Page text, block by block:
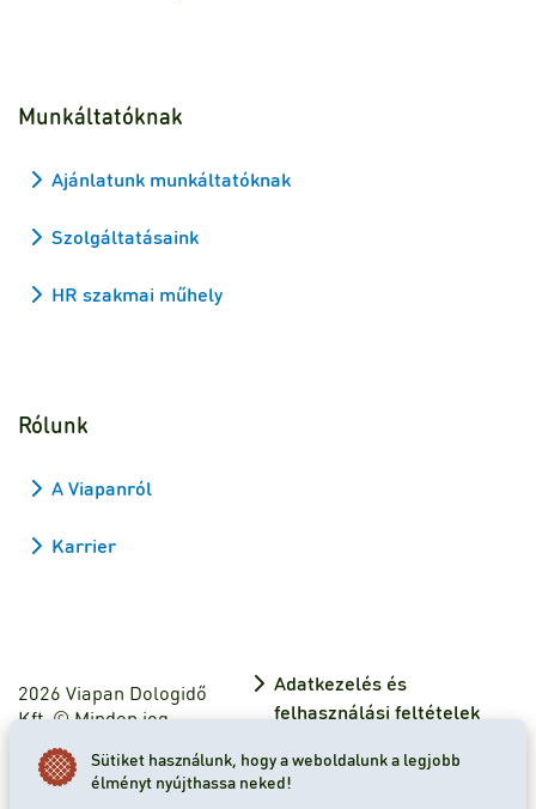
Munkáltatóknak
Ajánlatunk munkáltatóknak
Szolgáltatásaink
HR szakmai műhely
Rólunk
A Viapanról
Karrier
2026 Viapan Dologidő
Kft. © Minden jog
fenntartva.
Adatkezelés és
felhasználási feltételek
Adatkezelési tájékoztató
Sütiket használunk, hogy a weboldalunk a legjobb
élményt nyújthassa neked!